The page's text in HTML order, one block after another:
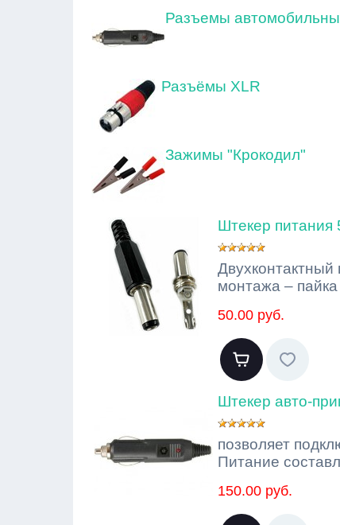
Разъемы
Разъёмы XLR
Зажимы "Крокодил"
Штекер
монтажа – пайка
50.00 руб.
Штекер авто-
позволяет
Питание
150.00 руб.